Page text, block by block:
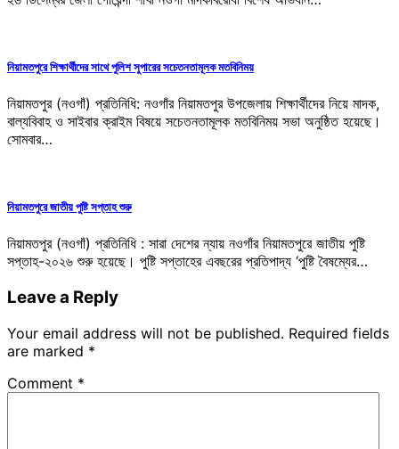
নিয়ামতপুরে শিক্ষার্থীদের সাথে পুলিশ সুপারের সচেতনতামূলক মতবিনিময়
নিয়ামতপুর (নওগাঁ) প্রতিনিধি: নওগাঁর নিয়ামতপুর উপজেলায় শিক্ষার্থীদের নিয়ে মাদক,
বাল্যবিবাহ ও সাইবার ক্রাইম বিষয়ে সচেতনতামূলক মতবিনিময় সভা অনুষ্ঠিত হয়েছে।
সোমবার…
নিয়ামতপুরে জাতীয় পুষ্টি সপ্তাহ শুরু
‎নিয়ামতপুর (নওগাঁ) প্রতিনিধি : সারা দেশের ন্যায় নওগাঁর নিয়ামতপুরে জাতীয় পুষ্টি
সপ্তাহ-২০২৬ শুরু হয়েছে। পুষ্টি সপ্তাহের এবছরের প্রতিপাদ্য ‘পুষ্টি বৈষম্যের…
Leave a Reply
Your email address will not be published. Required fields
are marked *
Comment *